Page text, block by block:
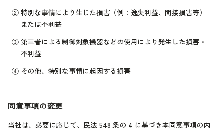
② 特別な事情により生じた損害（例：逸失利益、間接損害等）
または不利益
③ 第三者による制御対象機器などの使用により発生した損害・
不利益
④ その他、特別な事情に起因する損害
同意事項の変更
当社は、必要に応じて、民法 548 条の 4 に基づき本同意事項の内